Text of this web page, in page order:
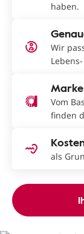
haben.
Wir
Vom
finden
als